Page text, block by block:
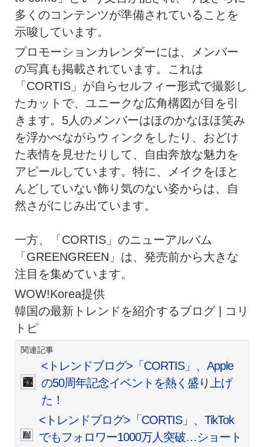
多くのコンテンツが準備されていることを
示唆しています。
プロモーションカレンダーには、メンバー
の写真も掲載されています。これは
「CORTIS」が自らセルフィー形式で撮影し
たカットで、ユニークな広角構図が目を引
きます。5人のメンバーはほのかなほほ笑み
を浮かべながらウィンクをしたり、おどけ
た表情を見せたりして、自由奔放な魅力を
アピールしています。特に、メイクをほと
んどしていない飾り気のない姿からは、自
然さがにじみ出ています。
一方、「CORTIS」のニューアルバム
「GREENGREEN」は、発売前から大きな
注目を集めています。
WOW!Korea提供
韓国の最新トレンドを紹介するブログ | コリ
トピ
関連記事
<トレンドブログ>「CORTIS」、Apple
の50周年記念イベントを熱く盛り上げ
た！
<トレンドブログ>「CORTIS」、TikTok
でもフォロワー1000万人突破…ショート